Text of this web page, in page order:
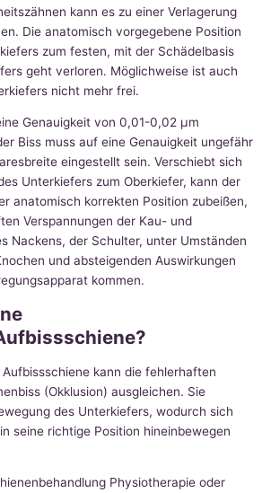
kann es zu einer Verlagerung
Die anatomisch vorgegebene Position
zum festen, mit der Schädelbasis
geht verloren. Möglichweise ist auch
nicht mehr frei.
Genauigkeit von 0,01-0,02 µm
Biss muss auf eine Genauigkeit ungefähr
eingestellt sein. Verschiebt sich
Unterkiefers zum Oberkiefer, kann der
anatomisch korrekten Position zubeißen,
Verspannungen der Kau- und
Nackens, der Schulter, unter Umständen
und absteigenden Auswirkungen
kommen.
kann die fehlerhaften
(Okklusion) ausgleichen. Sie
des Unterkiefers, wodurch sich
seine richtige Position hineinbewegen
Physiotherapie oder